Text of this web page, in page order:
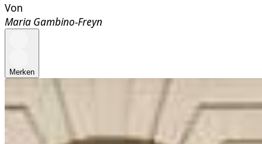
Von
Maria Gambino-Freyn
Merken